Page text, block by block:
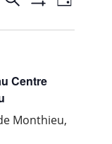
et
navigation
Les
de
vues
Jour
villeCentre
Monthieu,